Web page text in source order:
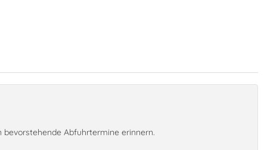
Abfuhrtermine erinnern.